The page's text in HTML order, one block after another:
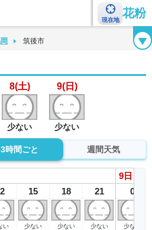
現在地
花粉
花粉症チェックシート 花粉症ハンドブック
筑後市
8(土)
少ない
9(日)
少ない
3時間ごと 週間天気
い
15
少ない
18
少ない
21
少ない
9 日
0
少ない